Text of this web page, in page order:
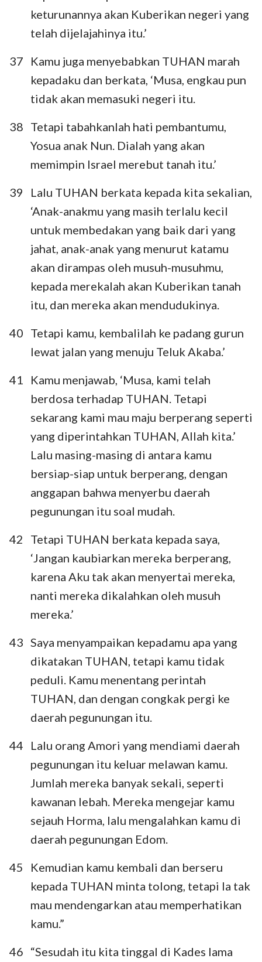
keturunannya akan Kuberikan negeri yang
telah dijelajahinya itu.’
37
Kamu juga menyebabkan TUHAN marah
kepadaku dan berkata, ‘Musa, engkau pun
tidak akan memasuki negeri itu.
38 Tetapi tabahkanlah hati pembantumu,
Yosua anak Nun. Dialah yang akan
memimpin Israel merebut tanah itu.’
39
Lalu TUHAN berkata kepada kita sekalian,
‘Anak-anakmu yang masih terlalu kecil
untuk membedakan yang baik dari yang
jahat, anak-anak yang menurut katamu
akan dirampas oleh musuh-musuhmu,
kepada merekalah akan Kuberikan tanah
itu, dan mereka akan mendudukinya.
40 Tetapi kamu, kembalilah ke padang gurun
lewat jalan yang menuju Teluk Akaba.’
41
Kamu menjawab, ‘Musa, kami telah
berdosa terhadap TUHAN. Tetapi
sekarang kami mau maju berperang seperti
yang diperintahkan TUHAN, Allah kita.’
Lalu masing-masing di antara kamu
bersiap-siap untuk berperang, dengan
anggapan bahwa menyerbu daerah
pegunungan itu soal mudah.
42
Tetapi TUHAN berkata kepada saya,
‘Jangan kaubiarkan mereka berperang,
karena Aku tak akan menyertai mereka,
nanti mereka dikalahkan oleh musuh
mereka.’
43 Saya menyampaikan kepadamu apa yang
dikatakan TUHAN, tetapi kamu tidak
peduli. Kamu menentang perintah
TUHAN, dan dengan congkak pergi ke
daerah pegunungan itu.
44
Lalu orang Amori yang mendiami daerah
pegunungan itu keluar melawan kamu.
Jumlah mereka banyak sekali, seperti
kawanan lebah. Mereka mengejar kamu
sejauh Horma, lalu mengalahkan kamu di
daerah pegunungan Edom.
45
Kemudian kamu kembali dan berseru
kepada TUHAN minta tolong, tetapi Ia tak
mau mendengarkan atau memperhatikan
kamu.”
46 “Sesudah itu kita tinggal di Kades lama